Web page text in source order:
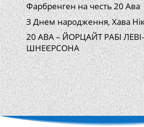
Фарбренген на честь 20 Ава
З Днем народження, Хава
20 АВА – ЙОРЦАЙТ РАБІ
ШНЕЄРСОНА